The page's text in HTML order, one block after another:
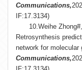
Communications,
IF:17.3134)
10.Weihe
Retrosynthesis
network for molecular
Communications,